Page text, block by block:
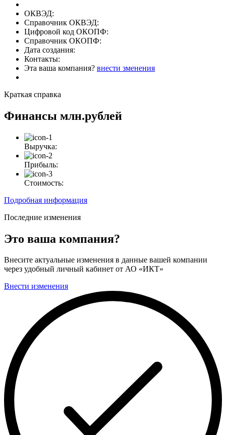
ОКВЭД:
Справочник ОКВЭД:
Цифровой код ОКОПФ:
Справочник ОКОПФ:
Дата создания:
Контакты:
Эта ваша компания? внести зменения
Краткая справка
Финансы млн.рублей
Выручка:
Прибыль:
Стоимость:
Подробная информация
Последние изменения
Это ваша компания?
Внесите актуальные изменения в данные вашей компании
через удобный личный кабинет от АО «ИКТ»
Внести изменения